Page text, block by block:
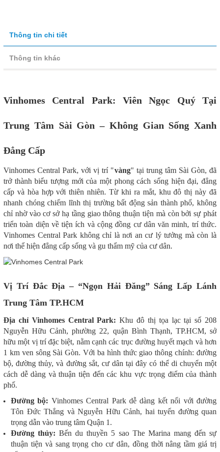
Thông tin chi tiết
Thông tin khác
Vinhomes Central Park: Viên Ngọc Quý Tại
Trung Tâm Sài Gòn – Không Gian Sống Xanh
Đẳng Cấp
Vinhomes Central Park, với vị trí "vàng" tại trung tâm Sài Gòn, đã
trở thành biểu tượng mới của một phong cách sống hiện đại, đẳng
cấp và hòa hợp với thiên nhiên. Từ khi ra mắt, khu đô thị này đã
nhanh chóng chiếm lĩnh thị trường bất động sản thành phố, không
chỉ nhờ vào cơ sở hạ tầng giao thông thuận tiện mà còn bởi sự phát
triển toàn diện về tiện ích và cộng đồng cư dân văn minh, trí thức.
Vinhomes Central Park không chỉ là nơi an cư lý tưởng mà còn là
nơi thể hiện đẳng cấp sống và gu thẩm mỹ của cư dân.
Vị Trí Đắc Địa – “Ngọn Hải Đăng” Sáng Lấp Lánh
Trung Tâm TP.HCM
Địa chỉ Vinhomes Central Park: Khu đô thị tọa lạc tại số 208
Nguyễn Hữu Cảnh, phường 22, quận Bình Thạnh, TP.HCM, sở
hữu một vị trí đặc biệt, nằm cạnh các trục đường huyết mạch và hơn
1 km ven sông Sài Gòn. Với ba hình thức giao thông chính: đường
bộ, đường thủy, và đường sắt, cư dân tại đây có thể di chuyển một
cách dễ dàng và thuận tiện đến các khu vực trọng điểm của thành
phố.
Đường bộ: Vinhomes Central Park dễ dàng kết nối với đường
Tôn Đức Thắng và Nguyễn Hữu Cảnh, hai tuyến đường quan
trọng dẫn vào trung tâm Quận 1.
Đường thủy: Bến du thuyền 5 sao The Marina mang đến sự
thuận tiện và sang trọng cho cư dân, đồng thời nâng tầm giá trị